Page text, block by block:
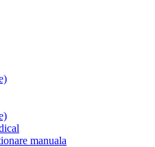
manuala